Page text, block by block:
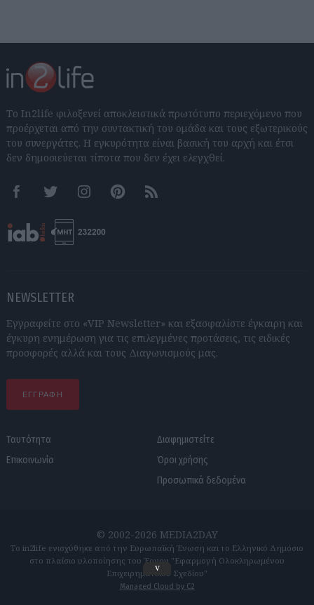
Το In2life φιλοξενεί αποκλειστικά πρωτότυπο περιεχόμενο που
προέρχεται από την συντακτική του ομάδα και τους εξωτερικούς
του συνεργάτες. Η εγκυρότητα είναι βασική του αρχή και έτσι
δεν δημοσιεύεται τίποτα που δεν έχει ελεγχθεί.
FacebookTwitter InstagramPinterestRSS feeds
NEWSLETTER
Εγγραφείτε στο «VIP Newsletter» και εξασφαλίστε έγκαιρη και
έγκυρη ενημέρωση για τις επιλεγμένες προτάσεις, τις ειδικές
προσφορές αλλά και τους Διαγωνισμούς μας.
ΕΓΓΡΑΦΗ
Ταυτότητα
Επικοινωνία
Διαφημιστείτε
Όροι χρήσης
Προσωπικά δεδομένα
© 2002-2026 MEDIA2DAY
Το in2life ενισχύθηκε από την Ευρωπαϊκή Ένωση και το Ελληνικό Δημόσιο
στο πλαίσιο υλοποίησης του Έργου "Εφαρμογή Ολοκληρωμένου
Επιχειρηματικού Σχεδίου"
Managed Cloud by C2
v